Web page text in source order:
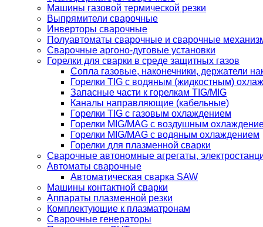
Машины газовой термической резки
Выпрямители сварочные
Инверторы сварочные
Полуавтоматы сварочные и сварочные
Сварочные аргоно-дуговые установки
Горелки для сварки в среде защитных газов
Сопла газовые, наконечники, держатели
Горелки TIG с водяным (жидкостным)
Запасные части к горелкам TIG/MIG
Каналы направляющие (кабельные)
Горелки TIG с газовым охлаждением
Горелки MIG/MAG с воздушным
Горелки MIG/MAG с водяным охлаждением
Горелки для плазменной сварки
Сварочные автономные агрегаты,
Автоматы сварочные
Автоматическая сварка SAW
Машины контактной сварки
Аппараты плазменной резки
Комплектующие к плазматронам
Сварочные генераторы